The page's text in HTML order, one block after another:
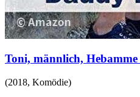
Toni, männlich,
(2018, Komödie)